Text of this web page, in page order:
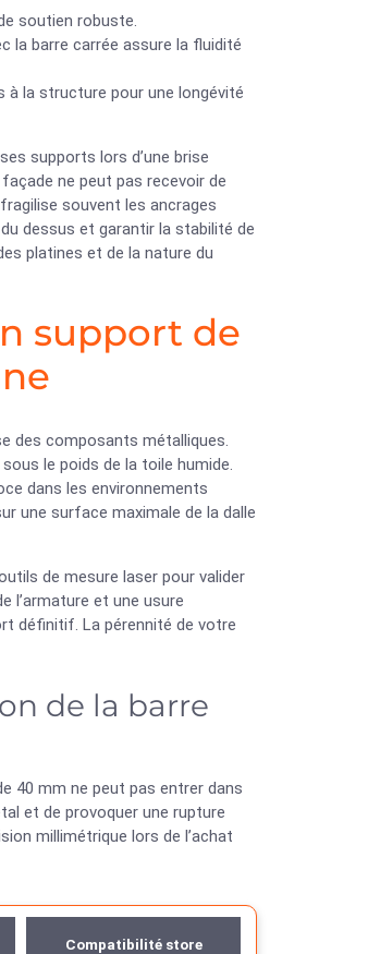
soutien robuste.
la barre carrée assure la fluidité
la structure pour une longévité
supports lors d’une brise
ne peut pas recevoir de
souvent les ancrages
dessus et garantir la stabilité de
platines et de la nature du
support de
des composants métalliques.
le poids de la toile humide.
dans les environnements
une surface maximale de la dalle
de mesure laser pour valider
l’armature et une usure
définitif. La pérennité de votre
de la barre
40 mm ne peut pas entrer dans
et de provoquer une rupture
millimétrique lors de l’achat
Compatibilité store